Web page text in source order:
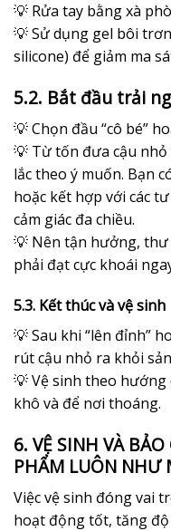
💡 Rửa tay bằng xà
💡 Sử dụng gel bôi
silicone) để giảm ma
5.2. Bắt đầu trải
💡 Chọn đầu “cô bé”
💡 Từ tốn đưa cậu
lắc theo ý muốn. Bạn
hoặc kết hợp với các
cảm giác đa chiều.
💡 Nên tận hưởng,
phải đạt cực khoái
5.3. Kết thúc và vệ sinh
💡 Sau khi “lên đỉnh”
rút cậu nhỏ ra khỏi
💡 Vệ sinh theo hướng
khô và để nơi thoáng.
6. VỆ SINH VÀ
PHẨM LUÔN NHƯ
Việc vệ sinh đóng vai
hoạt động tốt, tăng